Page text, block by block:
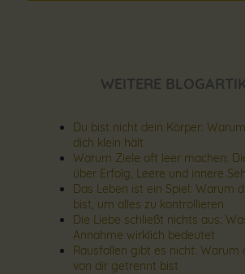
WEITERE
Du bist nicht dein Körper:
dich klein hält
Warum Ziele oft leer machen:
über Erfolg, Leere und innere
Das Leben ist ein Spiel: Warum
bist, um alles zu kontrollieren
Die Liebe schließt nichts aus:
Annahme wirklich bedeutet
Rausfallen gibt es nicht: Warum
von dir getrennt bist